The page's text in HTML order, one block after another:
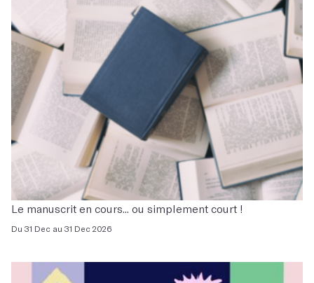
Le manuscrit en cours... ou simplement court !
Du 31 Dec au 31 Dec 2026